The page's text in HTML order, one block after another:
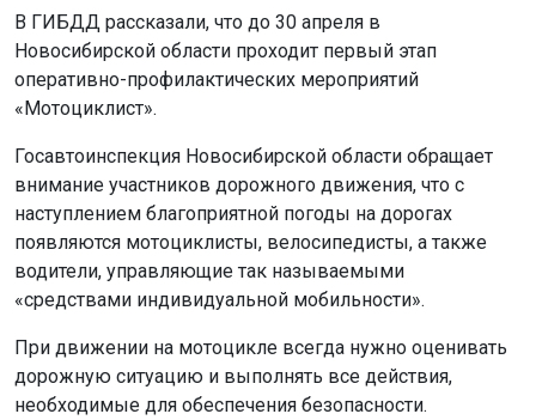
В ГИБДД рассказали, что до 30 апреля в
Новосибирской области проходит первый этап
оперативно-профилактических мероприятий
«Мотоциклист».
Госавтоинспекция Новосибирской области обращает
внимание участников дорожного движения, что с
наступлением благоприятной погоды на дорогах
появляются мотоциклисты, велосипедисты, а также
водители, управляющие так называемыми
«средствами индивидуальной мобильности».
При движении на мотоцикле всегда нужно оценивать
дорожную ситуацию и выполнять все действия,
необходимые для обеспечения безопасности.